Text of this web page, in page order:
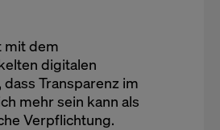
mit dem
digitalen
Transparenz im
mehr sein kann als
Verpflichtung.